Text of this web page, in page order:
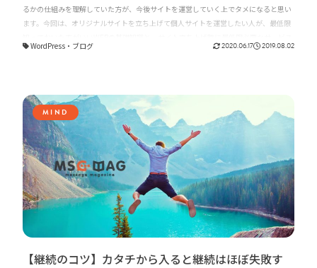
るかの仕組みを理解していた方が、今後サイトを運営していく上でタメになると思い
ます。今回は、オリジナルサイトを立ち上げて個人サイトを運営したい人が、最低限
をご紹介させて頂きます。
WordPress・ ブログ 2020.06.17 2019.08.02
MIND
【継続のコツ】カタチから入ると継続はほぼ失敗す